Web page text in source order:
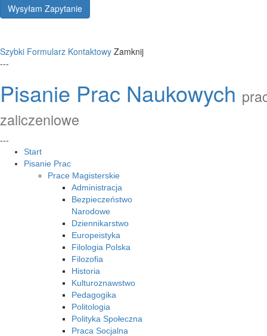
Wysyłam Zapytanie
Szybki Formularz Kontaktowy Zamknij
---
Pisanie Prac Naukowych
zaliczeniowe
---
Start
Pisanie Prac
Prace Magisterskie
Administracja
Bezpieczeństwo
Narodowe
Dziennikarstwo
Europeistyka
Filologia Polska
Filozofia
Historia
Kulturoznawstwo
Pedagogika
Politologia
Polityka Społeczna
Praca Socjalna